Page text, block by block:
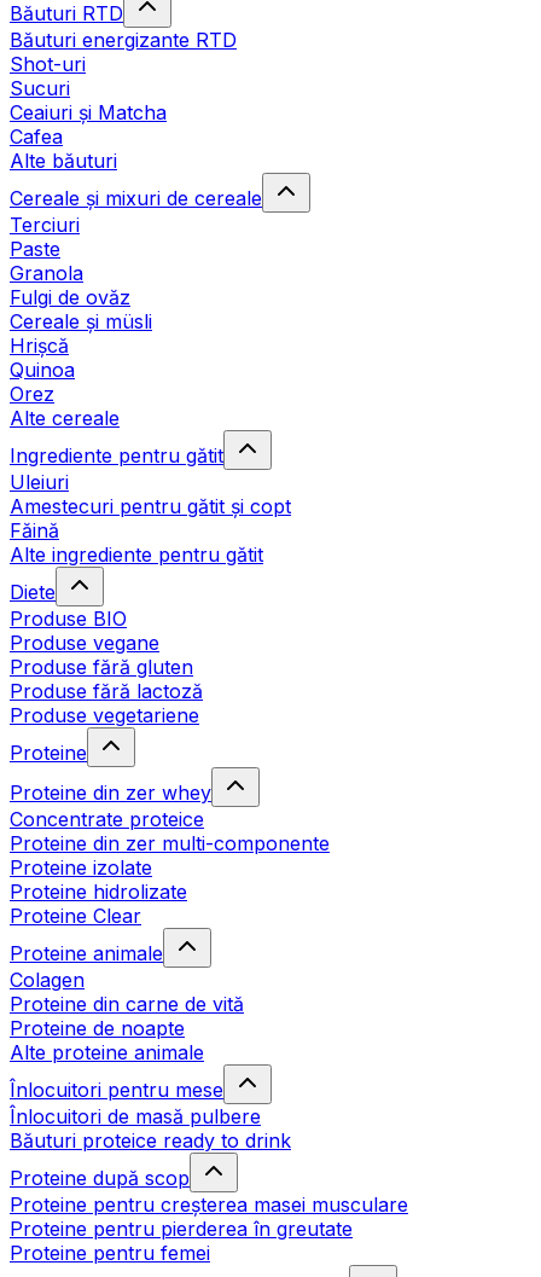
Băuturi RTD
Băuturi energizante RTD
Shot-uri
Sucuri
Ceaiuri și Matcha
Cafea
Alte băuturi
Cereale și mixuri de cereale
Terciuri
Paste
Granola
Fulgi de ovăz
Cereale și müsli
Hrișcă
Quinoa
Orez
Alte cereale
Ingrediente pentru gătit
Uleiuri
Amestecuri pentru gătit și copt
Făină
Alte ingrediente pentru gătit
Diete
Produse BIO
Produse vegane
Produse fără gluten
Produse fără lactoză
Produse vegetariene
Proteine
Proteine din zer whey
Concentrate proteice
Proteine din zer multi-componente
Proteine izolate
Proteine hidrolizate
Proteine Clear
Proteine animale
Colagen
Proteine din carne de vită
Proteine de noapte
Alte proteine animale
Înlocuitori pentru mese
Înlocuitori de masă pulbere
Băuturi proteice ready to drink
Proteine după scop
Proteine pentru creșterea masei musculare
Proteine pentru pierderea în greutate
Proteine pentru femei